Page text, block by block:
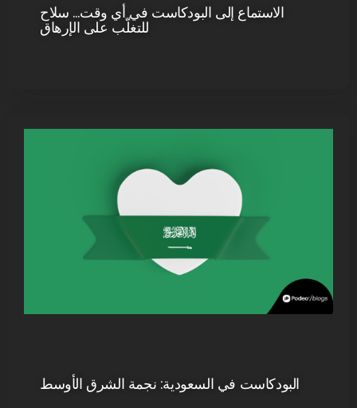
الاستماع إلى البودكاست في أي وقت… سلاح
للتغلّب على الإرهاق
البودكاست في السعودية: نجمة الشرق الأوسط